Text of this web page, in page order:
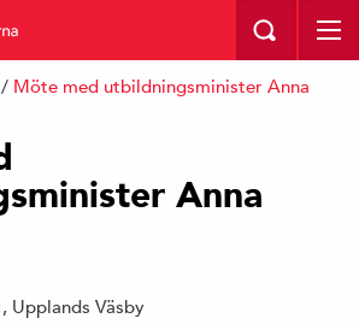
/ Möte med utbildningsminister Anna
Anna
Upplands Väsby